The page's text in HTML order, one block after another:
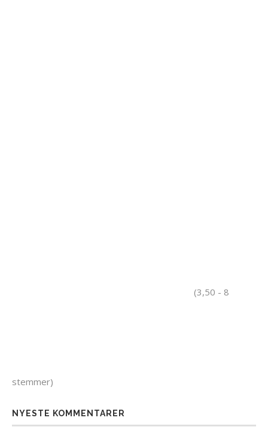
(3,50 - 8
stemmer)
NYESTE KOMMENTARER